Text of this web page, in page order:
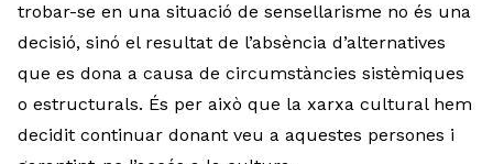
trobar-se en una situació de sensellarisme no és una
decisió, sinó el resultat de l’absència d’alternatives
que es dona a causa de circumstàncies sistèmiques
o estructurals. És per això que la xarxa cultural hem
decidit continuar donant veu a aquestes persones i